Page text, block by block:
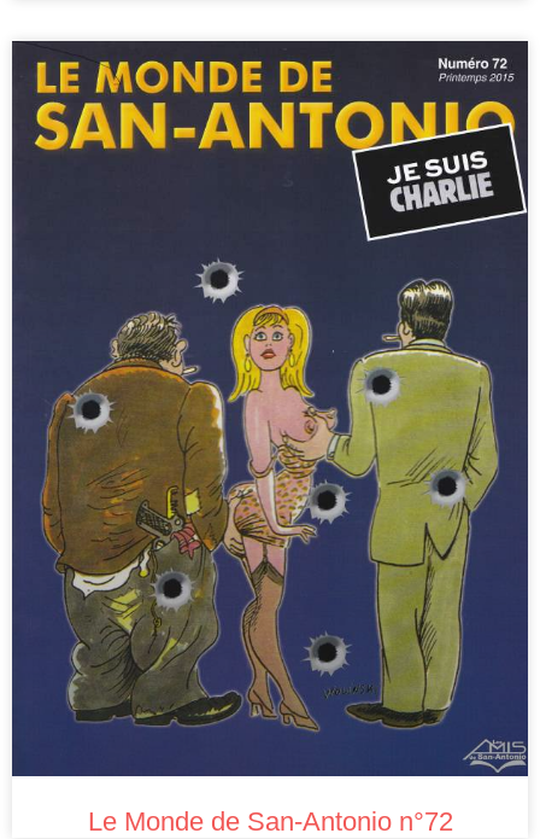
Le Monde de San-Antonio n°72